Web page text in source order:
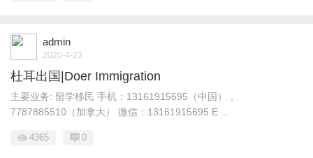
admin
2020-4-23
杜耳出国|Doer Immigration
主要业务: 留学移民 手机：13161915695（中国），
7787885510（加拿大） 微信：13161915695 E ...
4365 0